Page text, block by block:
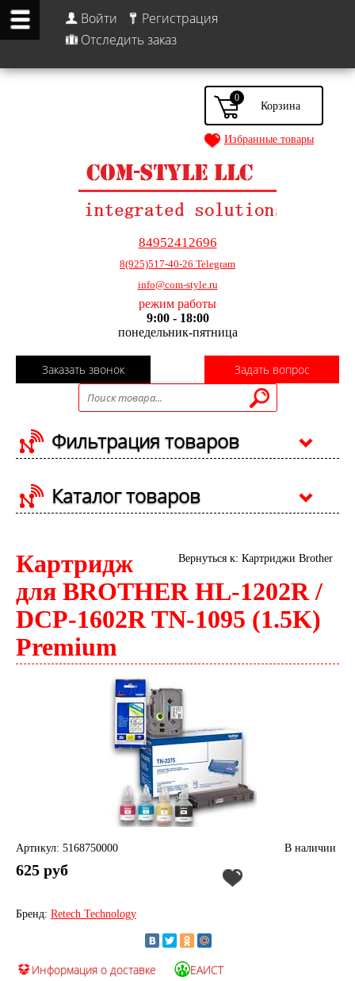
Войти
Регистрация
Отследить заказ
84952412696
8(925)517-40-26 Telegram
info@com-style.ru
режим работы
9:00 - 18:00
понедельник-пятница
Заказать звонок Задать вопрос
0
Избранные товары
Фильтрация товаров
Каталог товаров
Вернуться к: Картриджи Brother
Картридж
для BROTHER HL-1202R /
DCP-1602R TN-1095 (1.5K)
Premium
Артикул: 5168750000 В наличии
625 руб
Бренд: Retech Technology
Информация о доставке
ЕАИСТ